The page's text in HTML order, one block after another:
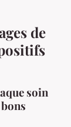
de
soin